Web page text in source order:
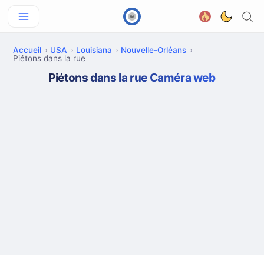
Accueil USA Louisiana
Nouvelle-Orléans
Piétons dans la rue
Piétons dans la rue Caméra web